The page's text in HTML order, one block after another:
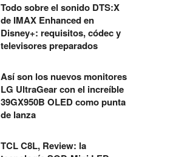
Todo sobre el sonido DTS:X
de IMAX Enhanced en
Disney+: requisitos, códec y
televisores preparados
Así son los nuevos monitores
LG UltraGear con el increíble
39GX950B OLED como punta
de lanza
TCL C8L, Review: la